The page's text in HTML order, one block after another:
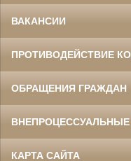
ВАКАНСИИ
ПРОТИВОДЕЙСТВИЕ
ОБРАЩЕНИЯ ГРАЖДАН
КАРТА САЙТА